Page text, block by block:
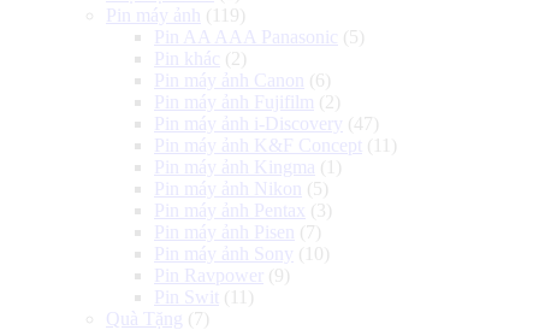
Pin máy ảnh
(119)
Pin AA AAA Panasonic (5)
Pin khác (2)
Pin máy ảnh Canon
(6)
Pin máy ảnh Fujifilm (2)
Pin máy ảnh i-Discovery (47)
Pin máy ảnh K&F Concept (11)
Pin máy ảnh Kingma (1)
Pin máy ảnh Nikon
(5)
Pin máy ảnh Pentax (3)
Pin máy ảnh Pisen
(7)
Pin máy ảnh Sony (10)
Pin Ravpower
(9)
Pin Swit (11)
Quà Tặng (7)